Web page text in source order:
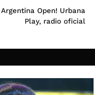
Open! Urbana
Play, radio oficial